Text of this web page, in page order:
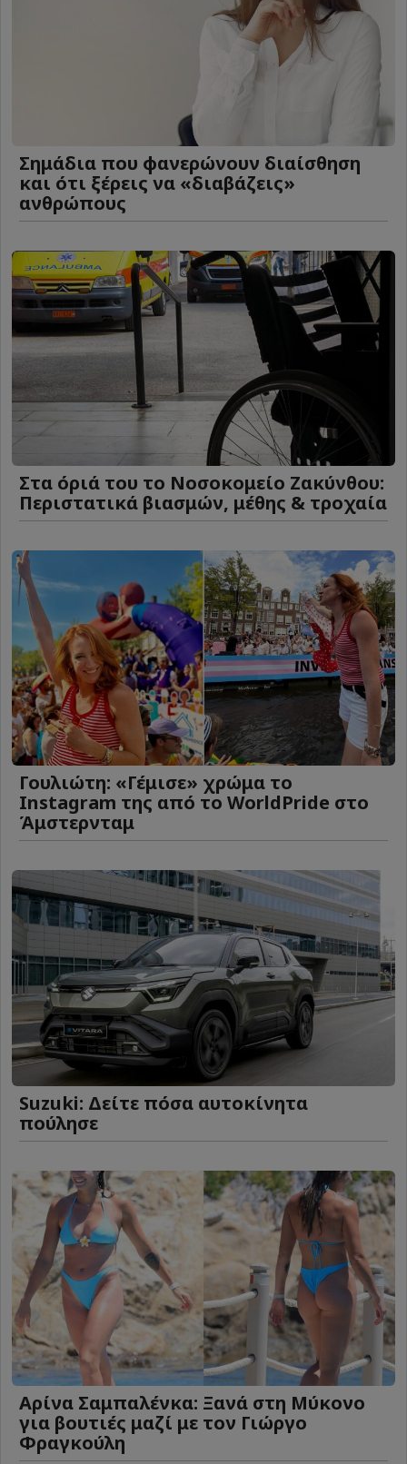
Σημάδια που φανερώνουν διαίσθηση
και ότι ξέρεις να «διαβάζεις»
ανθρώπους
Στα όριά του το Νοσοκομείο Ζακύνθου:
Περιστατικά βιασμών, μέθης & τροχαία
Γουλιώτη: «Γέμισε» χρώμα το
Instagram της από το WorldPride στο
Άμστερνταμ
Suzuki: Δείτε πόσα αυτοκίνητα
πούλησε
Αρίνα Σαμπαλένκα: Ξανά στη Μύκονο
για βουτιές μαζί με τον Γιώργο
Φραγκούλη